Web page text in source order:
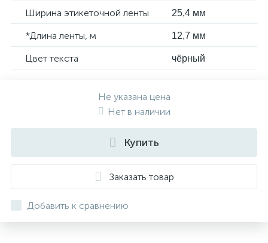
Ширина этикеточной ленты 25,4 мм
*Длина ленты, м 12,7 мм
Цвет текста чёрный
Не указана цена
Нет в наличии
Купить
Заказать товар
Добавить к сравнению